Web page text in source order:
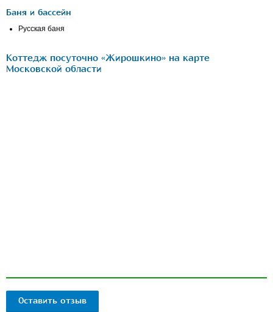
Баня и бассейн
Русская баня
Коттедж посуточно «Жирошкино» на карте
Московской области
Оставить отзыв